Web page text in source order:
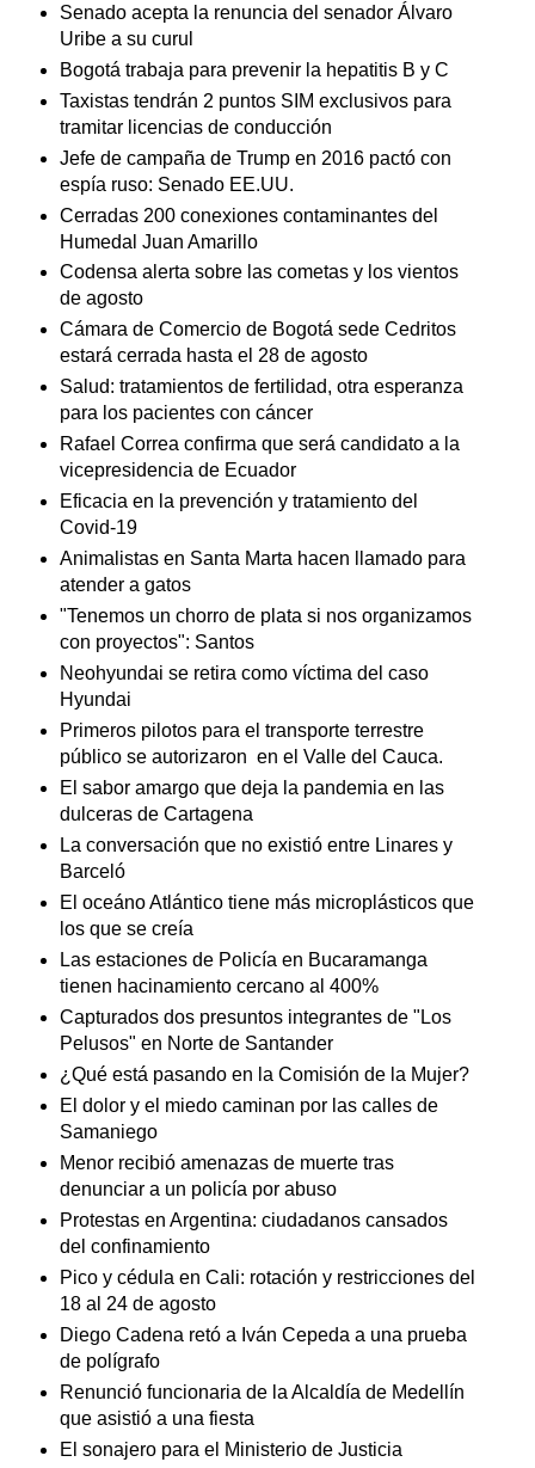
Senado acepta la renuncia del senador Álvaro
Uribe a su curul
Bogotá trabaja para prevenir la hepatitis B y C
Taxistas tendrán 2 puntos SIM exclusivos para
tramitar licencias de conducción
Jefe de campaña de Trump en 2016 pactó con
espía ruso: Senado EE.UU.
Cerradas 200 conexiones contaminantes del
Humedal Juan Amarillo
Codensa alerta sobre las cometas y los vientos
de agosto
Cámara de Comercio de Bogotá sede Cedritos
estará cerrada hasta el 28 de agosto
Salud: tratamientos de fertilidad, otra esperanza
para los pacientes con cáncer
Rafael Correa confirma que será candidato a la
vicepresidencia de Ecuador
Eficacia en la prevención y tratamiento del
Covid-19
Animalistas en Santa Marta hacen llamado para
atender a gatos
"Tenemos un chorro de plata si nos organizamos
con proyectos": Santos
Neohyundai se retira como víctima del caso
Hyundai
Primeros pilotos para el transporte terrestre
público se autorizaron en el Valle del Cauca.
El sabor amargo que deja la pandemia en las
dulceras de Cartagena
La conversación que no existió entre Linares y
Barceló
El oceáno Atlántico tiene más microplásticos que
los que se creía
Las estaciones de Policía en Bucaramanga
tienen hacinamiento cercano al 400%
Capturados dos presuntos integrantes de "Los
Pelusos" en Norte de Santander
¿Qué está pasando en la Comisión de la Mujer?
El dolor y el miedo caminan por las calles de
Samaniego
Menor recibió amenazas de muerte tras
denunciar a un policía por abuso
Protestas en Argentina: ciudadanos cansados
del confinamiento
Pico y cédula en Cali: rotación y restricciones del
18 al 24 de agosto
Diego Cadena retó a Iván Cepeda a una prueba
de polígrafo
Renunció funcionaria de la Alcaldía de Medellín
que asistió a una fiesta
El sonajero para el Ministerio de Justicia